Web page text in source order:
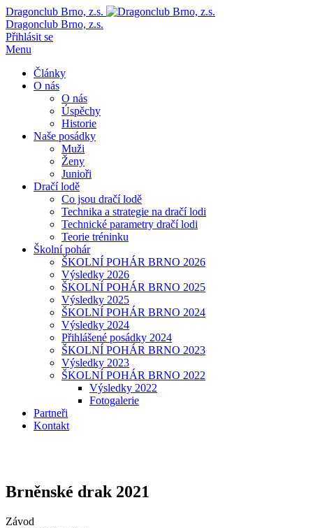
Dragonclub Brno, z.s.
Dragonclub Brno, z.s.
Přihlásit se
Menu
Články
O nás
O nás
Úspěchy
Historie
Naše posádky
Muži
Ženy
Junioři
Dračí lodě
Co jsou dračí lodě
Technika a strategie na dračí lodi
Technické parametry dračí lodi
Teorie tréninku
Školní pohár
ŠKOLNÍ POHÁR BRNO 2026
Výsledky 2026
ŠKOLNÍ POHÁR BRNO 2025
Výsledky 2025
ŠKOLNÍ POHÁR BRNO 2024
Výsledky 2024
Přihlášené posádky 2024
ŠKOLNÍ POHÁR BRNO 2023
Výsledky 2023
ŠKOLNÍ POHÁR BRNO 2022
Výsledky 2022
Fotogalerie
Partneři
Kontakt
Brněnské drak 2021
Závod